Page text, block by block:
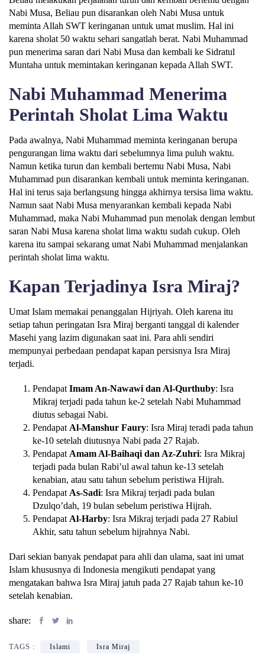
Nabi Musa, Beliau pun disarankan oleh Nabi Musa untuk
meminta Allah SWT keringanan untuk umat muslim. Hal ini
karena sholat 50 waktu sehari sangatlah berat. Nabi Muhammad
pun menerima saran dari Nabi Musa dan kembali ke Sidratul
Muntaha untuk memintakan keringanan kepada Allah SWT.
Nabi Muhammad Menerima
Perintah Sholat Lima Waktu
Pada awalnya, Nabi Muhammad meminta keringanan berupa
pengurangan lima waktu dari sebelumnya lima puluh waktu.
Namun ketika turun dan kembali bertemu Nabi Musa, Nabi
Muhammad pun disarankan kembali untuk meminta keringanan.
Hal ini terus saja berlangsung hingga akhirnya tersisa lima waktu.
Namun saat Nabi Musa menyarankan kembali kepada Nabi
Muhammad, maka Nabi Muhammad pun menolak dengan lembut
saran Nabi Musa karena sholat lima waktu sudah cukup. Oleh
karena itu sampai sekarang umat Nabi Muhammad menjalankan
perintah sholat lima waktu.
Kapan Terjadinya Isra Miraj?
Umat Islam memakai penanggalan Hijriyah. Oleh karena itu
setiap tahun peringatan Isra Miraj berganti tanggal di kalender
Masehi yang lazim digunakan saat ini. Para ahli sendiri
mempunyai perbedaan pendapat kapan persisnya Isra Miraj
terjadi.
Pendapat Imam An-Nawawi dan Al-Qurthuby: Isra
Mikraj terjadi pada tahun ke-2 setelah Nabi Muhammad
diutus sebagai Nabi.
Pendapat Al-Manshur Faury: Isra Miraj teradi pada tahun
ke-10 setelah diutusnya Nabi pada 27 Rajab.
Pendapat Amam Al-Baihaqi dan Az-Zuhri: Isra Mikraj
terjadi pada bulan Rabi’ul awal tahun ke-13 setelah
kenabian, atau satu tahun sebelum peristiwa Hijrah.
Pendapat As-Sadi: Isra Mikraj terjadi pada bulan
Dzulqo’dah, 19 bulan sebelum peristiwa Hijrah.
Pendapat Al-Harby: Isra Mikraj terjadi pada 27 Rabiul
Akhir, satu tahun sebelum hijrahnya Nabi.
Dari sekian banyak pendapat para ahli dan ulama, saat ini umat
Islam khususnya di Indonesia mengikuti pendapat yang
mengatakan bahwa Isra Miraj jatuh pada 27 Rajab tahun ke-10
setelah kenabian.
share:
TAGS : Islami Isra Miraj